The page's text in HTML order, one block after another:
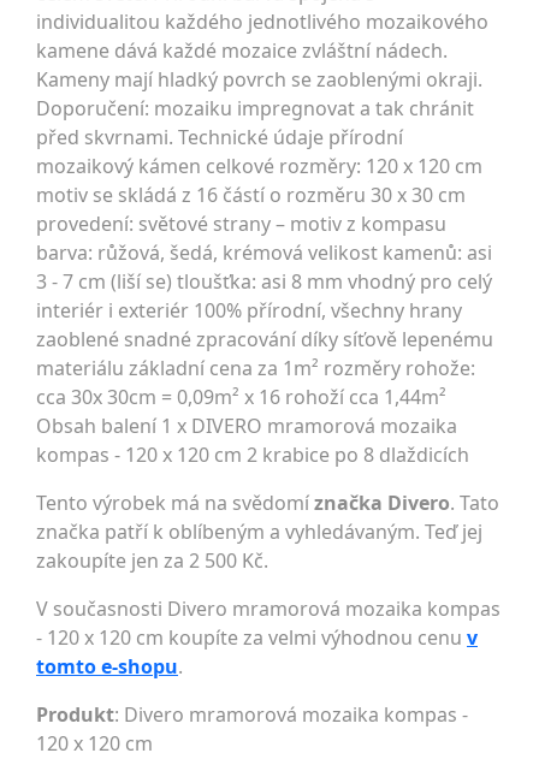
individualitou každého jednotlivého mozaikového
kamene dává každé mozaice zvláštní nádech.
Kameny mají hladký povrch se zaoblenými okraji.
Doporučení: mozaiku impregnovat a tak chránit
před skvrnami. Technické údaje přírodní
mozaikový kámen celkové rozměry: 120 x 120 cm
motiv se skládá z 16 částí o rozměru 30 x 30 cm
provedení: světové strany – motiv z kompasu
barva: růžová, šedá, krémová velikost kamenů: asi
3 - 7 cm (liší se) tloušťka: asi 8 mm vhodný pro celý
interiér i exteriér 100% přírodní, všechny hrany
zaoblené snadné zpracování díky síťově lepenému
materiálu základní cena za 1m² rozměry rohože:
cca 30x 30cm = 0,09m² x 16 rohoží cca 1,44m²
Obsah balení 1 x DIVERO mramorová mozaika
kompas - 120 x 120 cm 2 krabice po 8 dlaždicích
Tento výrobek má na svědomíznačka Divero. Tato
značka patří k oblíbeným a vyhledávaným. Teď jej
zakoupíte jen za 2 500 Kč.
V současnosti Divero mramorová mozaika kompas
- 120 x 120 cm koupíte za velmi výhodnou cenu v
tomto e-shopu.
Produkt: Divero mramorová mozaika kompas -
120 x 120 cm